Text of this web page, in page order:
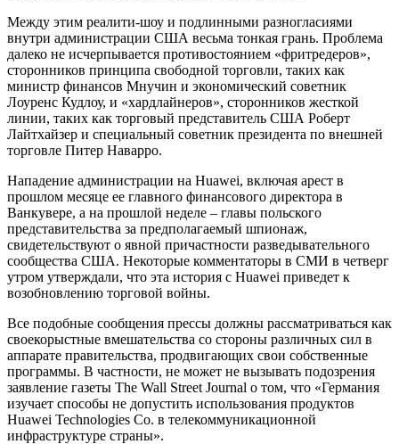
Между этим реалити-шоу и подлинными разногласиями
внутри администрации США весьма тонкая грань. Проблема
далеко не исчерпывается противостоянием «фритредеров»,
сторонников принципа свободной торговли, таких как
министр финансов Мнучин и экономический советник
Лоуренс Кудлоу, и «хардлайнеров», сторонников жесткой
линии, таких как торговый представитель США Роберт
Лайтхайзер и специальный советник президента по внешней
торговле Питер Наварро.
Нападение администрации на Huawei, включая арест в
прошлом месяце ее главного финансового директора в
Ванкувере, а на прошлой неделе – главы польского
представительства за предполагаемый шпионаж,
свидетельствуют о явной причастности разведывательного
сообщества США. Некоторые комментаторы в СМИ в четверг
утром утверждали, что эта история с Huawei приведет к
возобновлению торговой войны.
Все подобные сообщения прессы должны рассматриваться как
своекорыстные вмешательства со стороны различных сил в
аппарате правительства, продвигающих свои собственные
программы. В частности, не может не вызывать подозрения
заявление газеты The Wall Street Journal о том, что «Германия
изучает способы не допустить использования продуктов
Huawei Technologies Co. в телекоммуникационной
инфраструктуре страны».